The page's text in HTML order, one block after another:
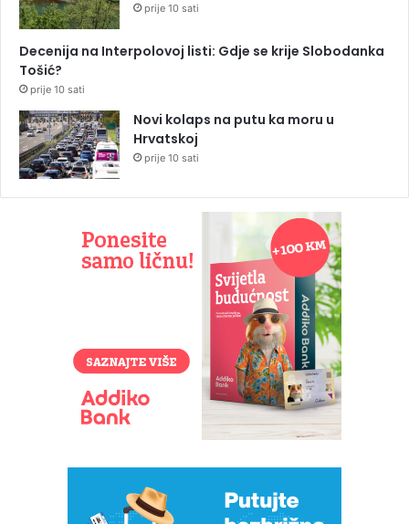
prije 10 sati
Decenija na Interpolovoj listi: Gdje se krije Slobodanka
Tošić?
prije 10 sati
Novi kolaps na putu ka moru u
Hrvatskoj
prije 10 sati